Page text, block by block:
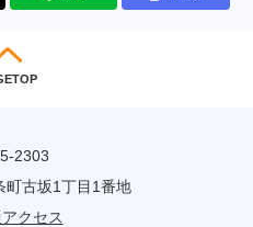
2303
町古坂1丁目1番地
クセス